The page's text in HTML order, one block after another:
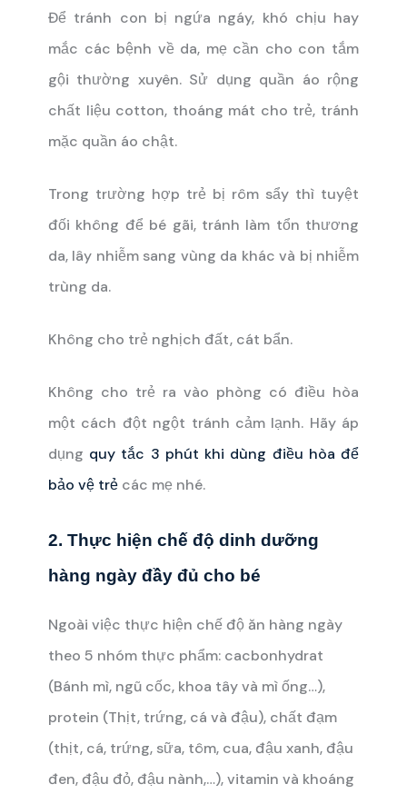
Để tránh con bị ngứa ngáy, khó chịu hay
mắc các bệnh về da, mẹ cần cho con tắm
gội thường xuyên. Sử dụng quần áo rộng
chất liệu cotton, thoáng mát cho trẻ, tránh
mặc quần áo chật.
Trong trường hợp trẻ bị rôm sẩy thì tuyệt
đối không để bé gãi, tránh làm tổn thương
da, lây nhiễm sang vùng da khác và bị nhiễm
trùng da.
Không cho trẻ nghịch đất, cát bẩn.
Không cho trẻ ra vào phòng có điều hòa
một cách đột ngột tránh cảm lạnh. Hãy áp
dụng quy tắc 3 phút khi dùng điều hòa để
bảo vệ trẻ các mẹ nhé.
2. Thực hiện chế độ dinh dưỡng
hàng ngày đầy đủ cho bé
Ngoài việc thực hiện chế độ ăn hàng ngày
theo 5 nhóm thực phẩm: cacbonhydrat
(Bánh mì, ngũ cốc, khoa tây và mì ống…),
protein (Thịt, trứng, cá và đậu), chất đạm
(thịt, cá, trứng, sữa, tôm, cua, đậu xanh, đậu
đen, đậu đỏ, đậu nành,…), vitamin và khoáng